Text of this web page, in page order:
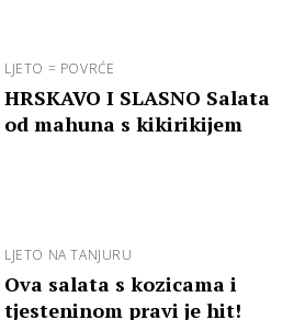
LJETO = POVRĆE
HRSKAVO I SLASNO Salata
od mahuna s kikirikijem
LJETO NA TANJURU
Ova salata s kozicama i
tjesteninom pravi je hit!